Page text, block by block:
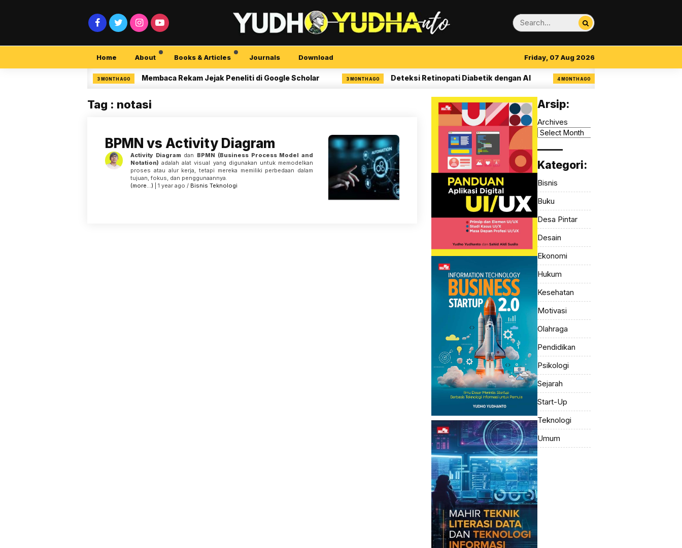
Home About Books & Articles Journals Download Friday, 07 Aug 2026
3 MONTH AGO Membaca Rekam Jejak Peneliti di Google Scholar 3 MONTH AGO Deteksi Retinopati Diabetik dengan AI 4 MONTH AGO 14 Aturan Visual Clarity
Tag : notasi
BPMN vs Activity Diagram
Activity Diagram dan BPMN (Business Process Model and
Notation) adalah alat visual yang digunakan untuk memodelkan
proses atau alur kerja, tetapi mereka memiliki perbedaan dalam
tujuan, fokus, dan penggunaannya.
(more…) | 1 year ago / Bisnis Teknologi
Arsip:
Archives
Kategori:
Bisnis
Buku
Desa Pintar
Desain
Ekonomi
Hukum
Kesehatan
Motivasi
Olahraga
Pendidikan
Psikologi
Sejarah
Start-Up
Teknologi
Umum